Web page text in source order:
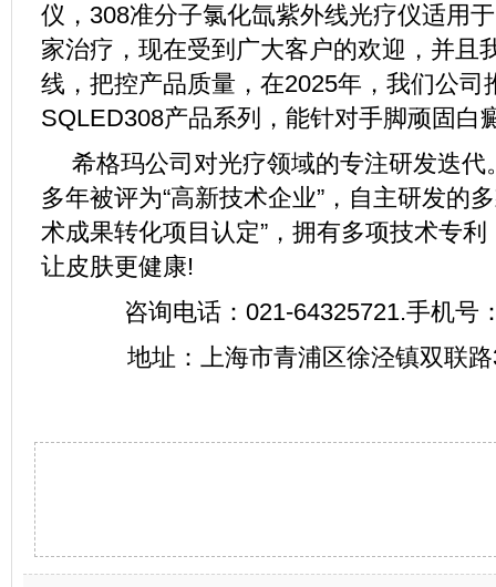
仪，308准分子氯化氙紫外线光疗仪适用
家治疗，现在受到广大客户的欢迎，并且
线，把控产品质量，在2025年，我们公司
SQLED308产品系列，能针对手脚顽固白
希格玛公司对光疗领域的专注研发迭代
多年被评为“高新技术企业”，自主研发的
术成果转化项目认定”，拥有多项技术专
让皮肤更健康!
咨询电话：021-64325721.手机号
地址：上海市青浦区徐泾镇双联